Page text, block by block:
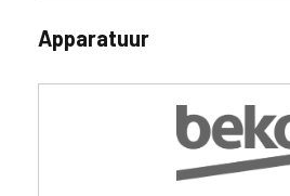
Apparatuur